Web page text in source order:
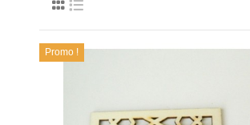
Promo !